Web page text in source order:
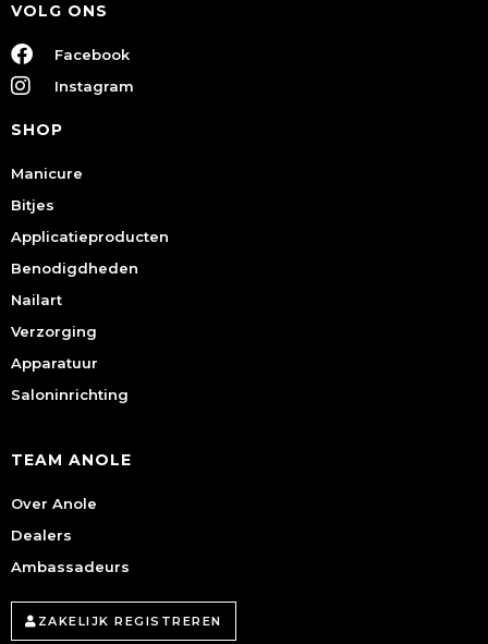
VOLG ONS
Facebook
Instagram
SHOP
Manicure
Bitjes
Applicatieproducten
Benodigdheden
Nailart
Verzorging
Apparatuur
Saloninrichting
TEAM ANOLE
Over Anole
Dealers
Ambassadeurs
ZAKELIJK REGISTREREN